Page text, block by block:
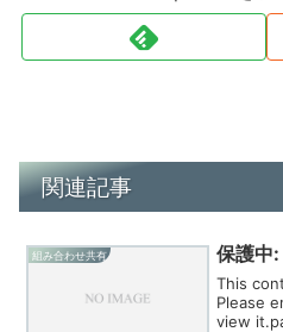
関連記事
組み合わせ共有 保護中
This
Please
view